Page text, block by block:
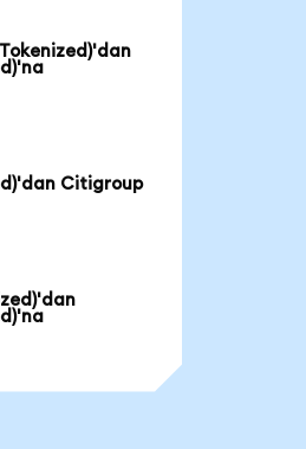
Citigroup